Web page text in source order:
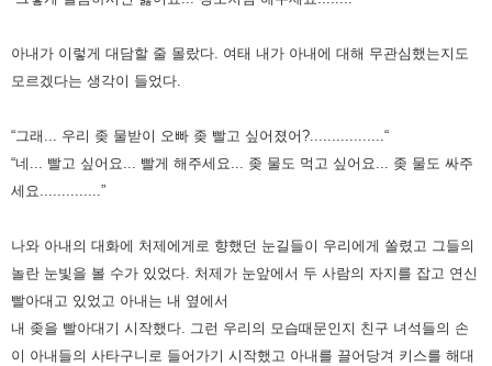
아내가 이렇게 대담할 줄 몰랐다. 여태 내가 아내에 대해 무관심했는지도
모르겠다는 생각이 들었다.
“그래... 우리 좆 물받이 오빠 좆 빨고 싶어졌어?.................“
“네... 빨고 싶어요... 빨게 해주세요... 좆 물도 먹고 싶어요... 좆 물도 싸주
세요..............”
나와 아내의 대화에 처제에게로 향했던 눈길들이 우리에게 쏠렸고 그들의
놀란 눈빛을 볼 수가 있었다. 처제가 눈앞에서 두 사람의 자지를 잡고 연신
빨아대고 있었고 아내는 내 옆에서
내 좆을 빨아대기 시작했다.
그런 우리의 모습때문인지 친구 녀석들의 손
이 아내들의 사타구니로 들어가기 시작했고 아내를 끌어당겨 키스를 해대